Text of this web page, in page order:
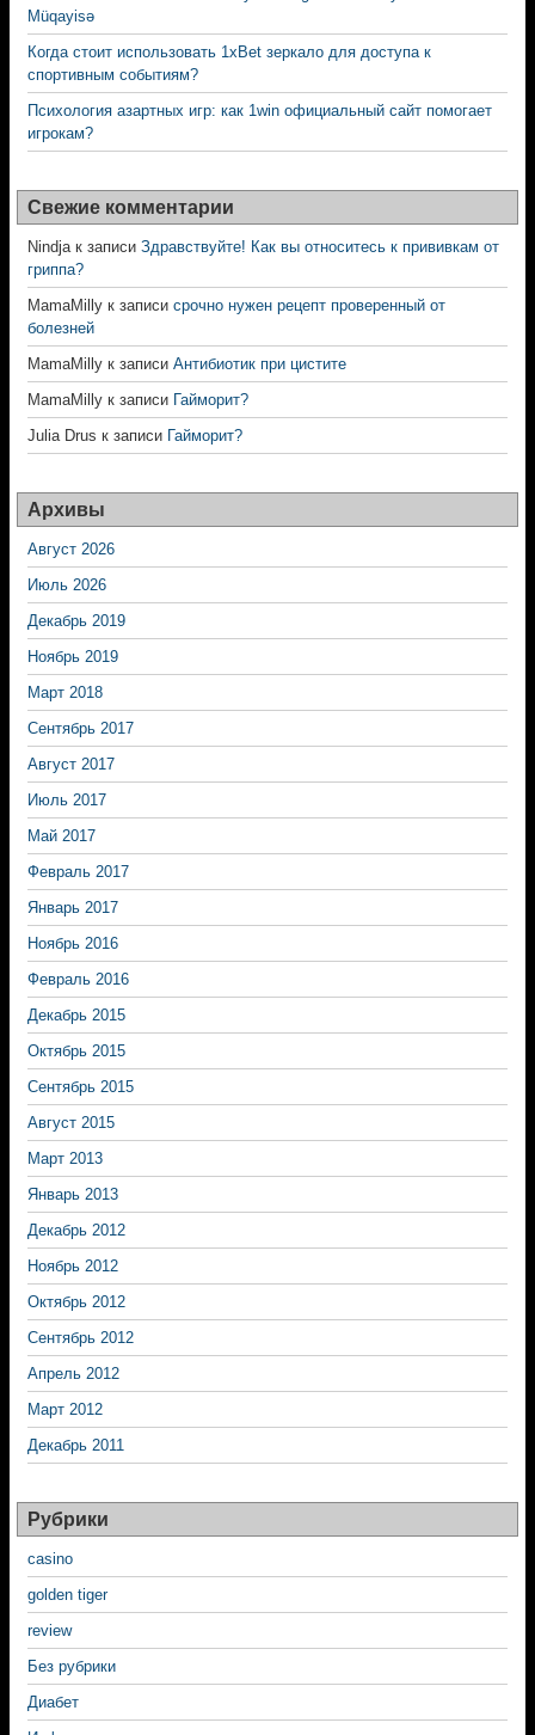
Müqayisə
Когда стоит использовать 1xBet зеркало для доступа к
спортивным событиям?
Психология азартных игр: как 1win официальный сайт помогает
игрокам?
Свежие комментарии
Nindjaк записи Здравствуйте! Как вы относитесь к прививкам от
гриппа?
MamaMilly к записи срочно нужен рецепт проверенный от
болезней
MamaMilly к записи Антибиотик при цистите
MamaMilly к записи Гайморит?
Julia Drus к записи Гайморит?
Архивы
Август 2026
Июль 2026
Декабрь 2019
Ноябрь 2019
Март 2018
Сентябрь 2017
Август 2017
Июль 2017
Май 2017
Февраль 2017
Январь 2017
Ноябрь 2016
Февраль 2016
Декабрь 2015
Октябрь 2015
Сентябрь 2015
Август 2015
Март 2013
Январь 2013
Декабрь 2012
Ноябрь 2012
Октябрь 2012
Сентябрь 2012
Апрель 2012
Март 2012
Декабрь 2011
Рубрики
casino
golden tiger
review
Без рубрики
Диабет